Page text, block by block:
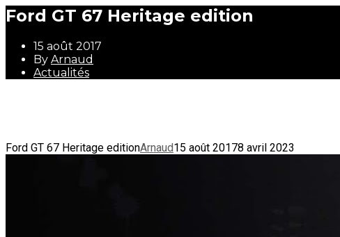
Ford GT 67 Heritage edition
15 août 2017
By Arnaud
Actualités
Ford GT 67 Heritage editionArnaud15 août 20178 avril 2023